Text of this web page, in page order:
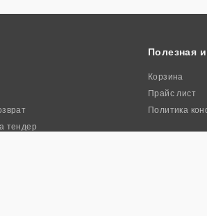
тендер
Полезная
Корзина
Прайс лист
Политика